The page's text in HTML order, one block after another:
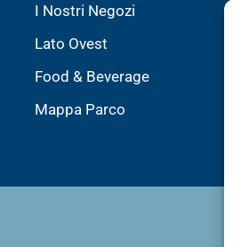
I Nostri Negozi
Lato Ovest
Food & Beverage
Mappa Parco